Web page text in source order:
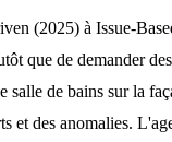
(2025) à Issue-
que de demander
salle de bains sur la
et des anomalies.